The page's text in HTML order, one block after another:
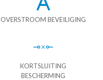
OVERSTROOM BEVEILIGING
KORTSLUITING
BESCHERMING